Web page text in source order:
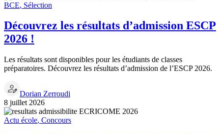
BCE, Sélection
Découvrez les résultats d’admission ESCP
2026 !
Les résultats sont disponibles pour les étudiants de classes
préparatoires. Découvrez les résultats d’admission de l’ESCP 2026.
Dorian Zerroudi
8 juillet 2026
Actu école, Concours